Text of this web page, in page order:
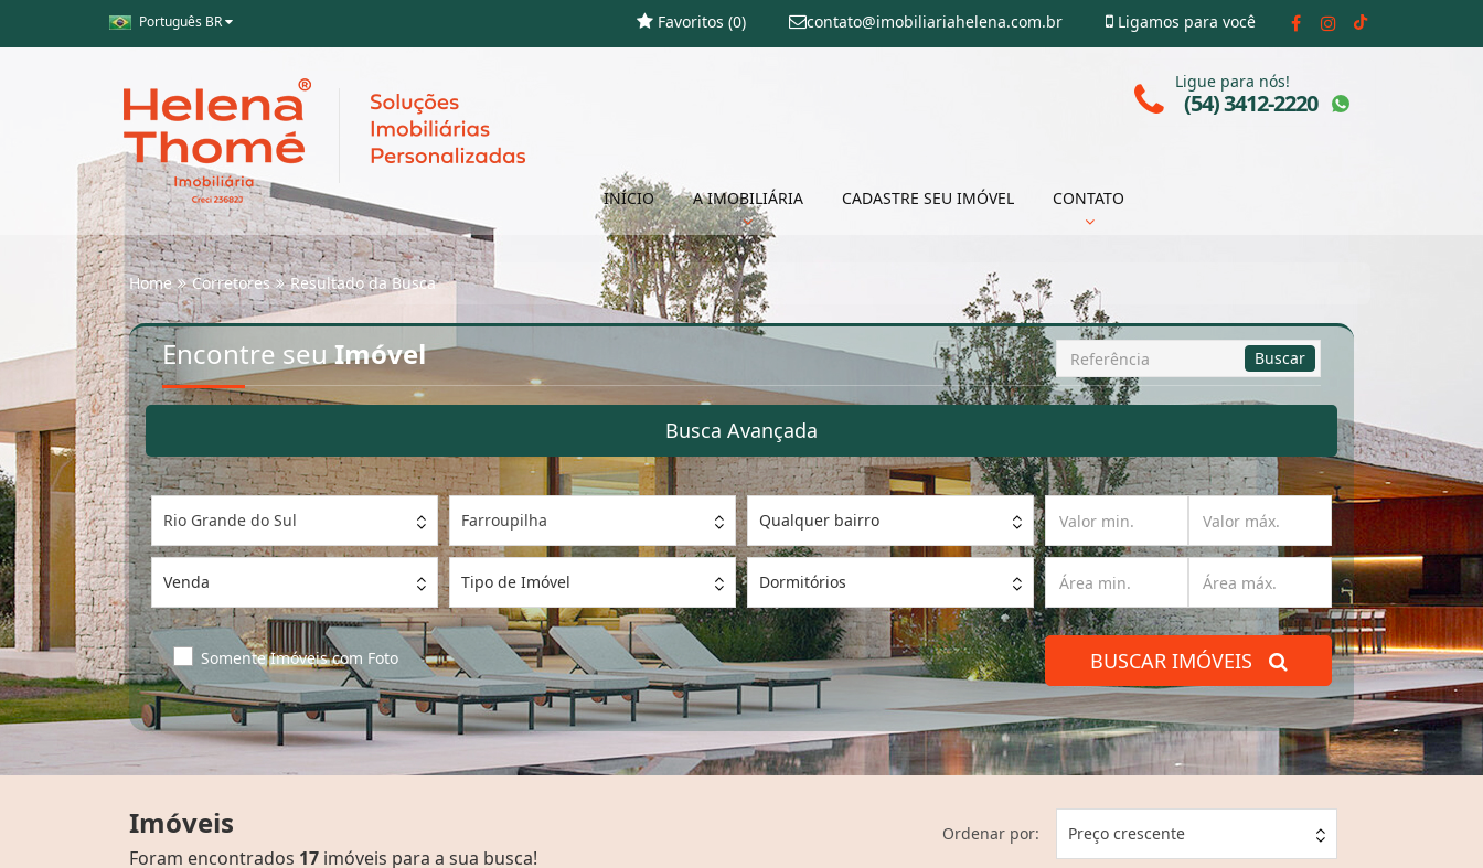
Português BR Ligamos para você
contato@imobiliariahelena.com.br
Favoritos (0)
INÍCIO A IMOBILIÁRIA CADASTRE SEU IMÓVEL CONTATO
Ligue para nós!
(54) 3412-2220
Home Corretores Resultado da Busca
Encontre seuImóvel
Busca
por
Referência
Buscar
Busca Avançada
Rio Grande do Sul Farroupilha Qualquer bairro
Venda Tipo de Imóvel Dormitórios
Somente Imóveis com Foto BUSCAR IMÓVEIS
Imóveis
Foram encontrados 17 imóveis para a sua busca!
Ordenar por: Preço crescente